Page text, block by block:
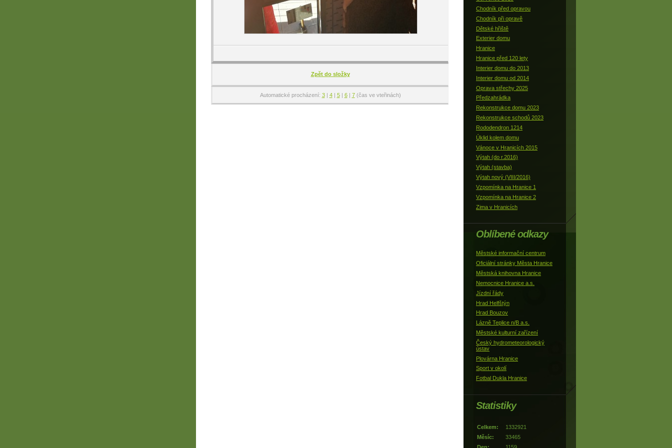
Zpět do složky
Automatické procházení: 3| 4| 5| 6| 7(čas ve vteřinách)
Chodník před opravou
Chodník při opravě
Dětské hřiště
Exterier domu
Hranice
Hranice před 120 lety
Interier domu do 2013
Interier domu od 2014
Oprava střechy 2025
Předzahrádka
Rekonstrukce domu 2023
Rekonstrukce schodů 2023
Rododendron 1214
Úklid kolem domu
Vánoce v Hranicích 2015
Výtah (do r.2016)
Výtah (stavba)
Výtah nový (VIII/2016)
Vzpomínka na Hranice 1
Vzpomínka na Hranice 2
Zima v Hranicích
Oblíbené odkazy
Městské informační centrum
Oficiální stránky Města Hranice
Městská knihovna Hranice
Nemocnice Hranice a.s.
Jízdní řády
Hrad Helfštýn
Hrad Bouzov
Lázně Teplice n/B a.s.
Městské kulturní zařízení
Český hydrometeorologický
ústav
Plovárna Hranice
Sport v okolí
Fotbal Dukla Hranice
Statistiky
Celkem:
1332921
Měsíc:
33465